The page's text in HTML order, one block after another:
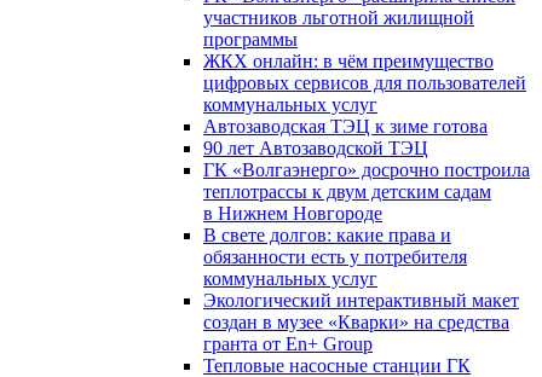
участников льготной жилищной
программы
ЖКХ онлайн: в чём преимущество
цифровых сервисов для пользователей
коммунальных услуг
Автозаводская ТЭЦ к зиме готова
90 лет Автозаводской ТЭЦ
ГК «Волгаэнерго» досрочно построила
теплотрассы к двум детским садам
в Нижнем Новгороде
В свете долгов: какие права и
обязанности есть у потребителя
коммунальных услуг
Экологический интерактивный макет
создан в музее «Кварки» на средства
гранта от En+ Group
Тепловые насосные станции ГК